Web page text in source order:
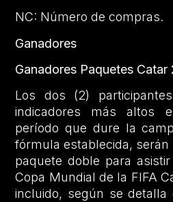
NC: Número de compras.
Ganadores
Ganadores Paquetes
Los dos (2)
indicadores más altos
período que dure la
fórmula establecida,
paquete doble para
Copa Mundial de la FIFA
incluido, según se